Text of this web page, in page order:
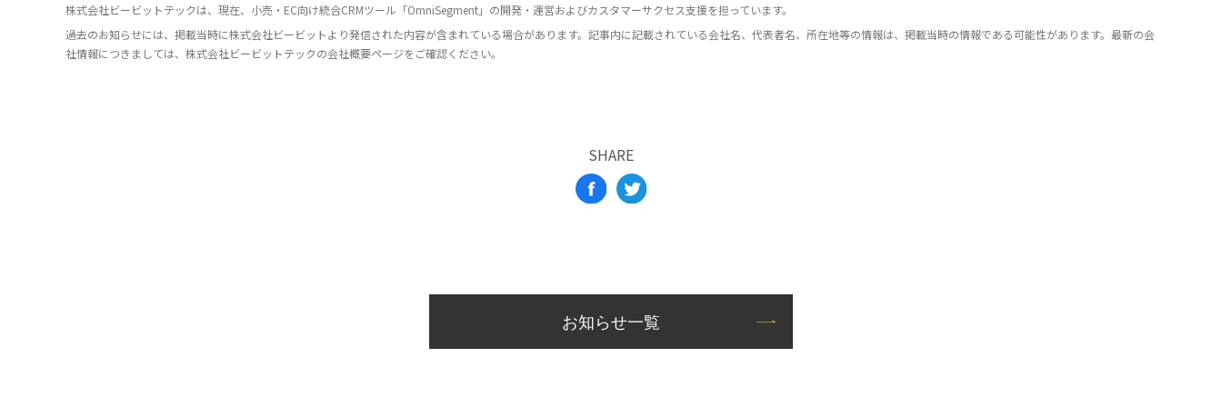
株式会社ビービットテックは、現在、小売・EC向け統合CRMツール「OmniSegment」の開発・運営およびカスタマーサクセス支援を担っています。
過去のお知らせには、掲載当時に株式会社ビービットより発信された内容が含まれている場合があります。記事内に記載されている会社名、代表者名、所在地等の情報は、掲載当時の情報である可能性があります。最新の会
社情報につきましては、株式会社ビービットテックの会社概要ページをご確認ください。
SHARE
お知らせ一覧